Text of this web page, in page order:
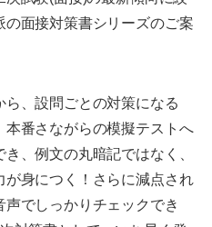
の面接対策書シリーズのご案
、設問ごとの対策になる
本番さながらの模擬テストへ
、例文の丸暗記ではなく、
が身につく！さらに減点され
でしっかりチェックでき